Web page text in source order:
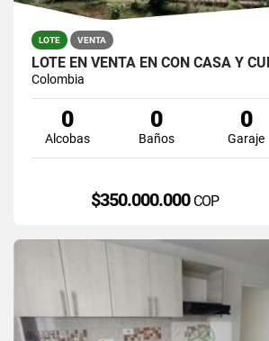
LOTE VENTA
Colombia
0
Alcobas
0
Baños
0
Garaje
$350.000.000 COP